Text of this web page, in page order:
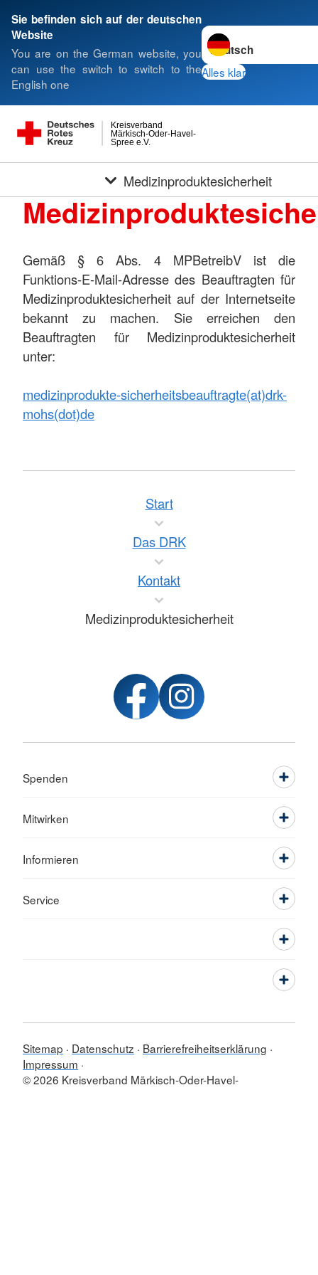
Sie befinden sich auf der deutschen
Website
You are on the German website, you
can use the switch to switch to the
English one
Sprache wechseln zu
Alles klar
Spree e.V.
Märkisch-Oder-Havel-
Kreisverband
Medizinproduktesicherheit
Gemäß § 6 Abs. 4 MPBetreibV ist die
Funktions-E-Mail-Adresse des Beauftragten für
Medizinproduktesicherheit auf der Internetseite
bekannt zu machen. Sie erreichen den
Beauftragten für Medizinproduktesicherheit
unter:
medizinprodukte-sicherheitsbeauftragte(at)drk-
mohs(dot)de
Start
Das DRK
Kontakt
Medizinproduktesicherheit
Spenden
Mitwirken
Informieren
Service
Sitemap Datenschutz
Barrierefreiheitserklärung
Impressum
© 2026 Kreisverband Märkisch-Oder-Havel-